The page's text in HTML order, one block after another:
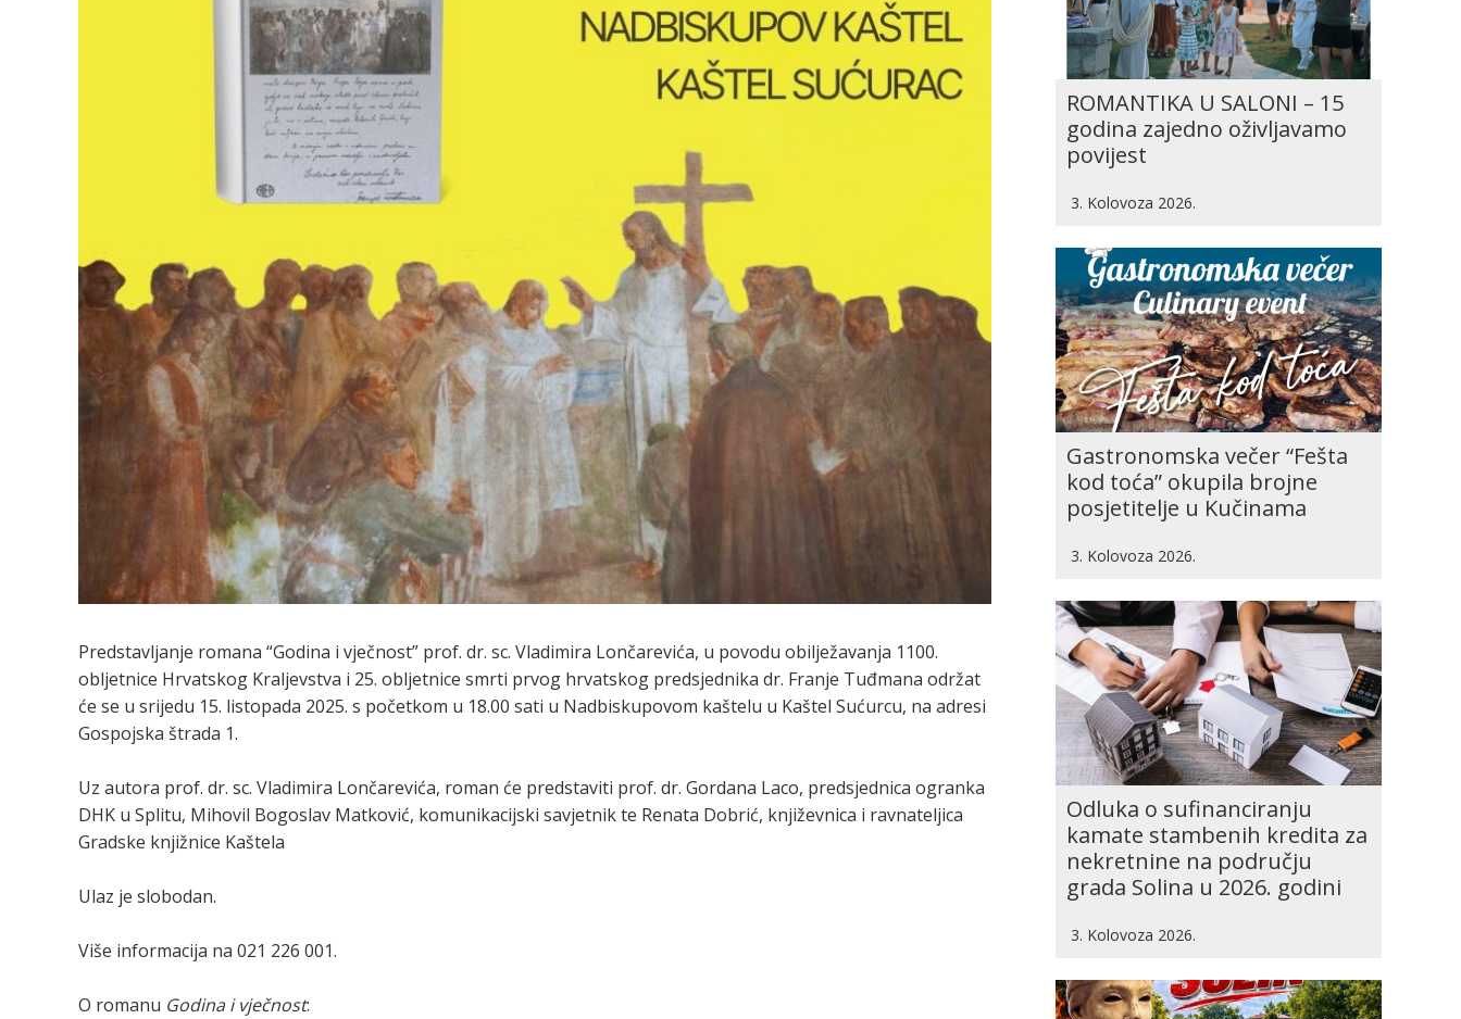
Predstavljanje romana “Godina i vječnost” prof. dr. sc. Vladimira Lončarevića, u povodu obilježavanja 1100.
obljetnice Hrvatskog Kraljevstva i 25. obljetnice smrti prvog hrvatskog predsjednika dr. Franje Tuđmana održat
će se u srijedu 15. listopada 2025. s početkom u 18.00 sati u Nadbiskupovom kaštelu u Kaštel Sućurcu, na adresi
Gospojska štrada 1.
Uz autora prof. dr. sc. Vladimira Lončarevića, roman će predstaviti prof. dr. Gordana Laco, predsjednica ogranka
DHK u Splitu, Mihovil Bogoslav Matković, komunikacijski savjetnik te Renata Dobrić, književnica i ravnateljica
Gradske knjižnice Kaštela
Ulaz je slobodan.
Više informacija na 021 226 001.
O romanu Godina i vječnost:
ROMANTIKA U SALONI – 15
godina zajedno oživljavamo
povijest
3. Kolovoza 2026.
Gastronomska večer “Fešta
kod toća” okupila brojne
posjetitelje u Kučinama
3. Kolovoza 2026.
Odluka o sufinanciranju
kamate stambenih kredita za
nekretnine na području
grada Solina u 2026. godini
3. Kolovoza 2026.